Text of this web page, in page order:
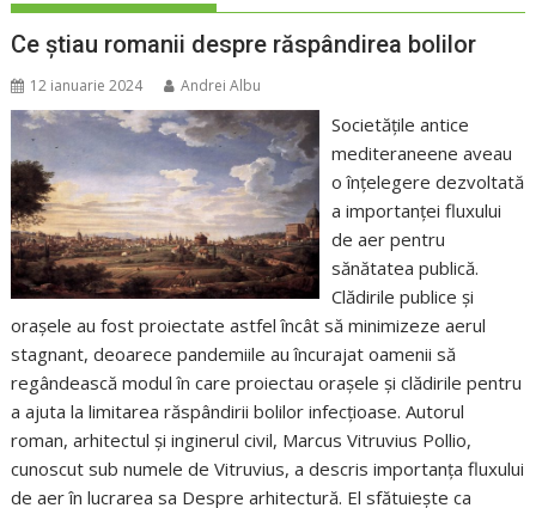
Ce știau romanii despre răspândirea bolilor
12 ianuarie 2024 Andrei Albu
Societățile antice
mediteraneene aveau
o înțelegere dezvoltată
a importanței fluxului
de aer pentru
sănătatea publică.
Clădirile publice și
orașele au fost proiectate astfel încât să minimizeze aerul
stagnant, deoarece pandemiile au încurajat oamenii să
regândească modul în care proiectau orașele și clădirile pentru
a ajuta la limitarea răspândirii bolilor infecțioase. Autorul
roman, arhitectul și inginerul civil, Marcus Vitruvius Pollio,
cunoscut sub numele de Vitruvius, a descris importanța fluxului
de aer în lucrarea sa Despre arhitectură. El sfătuiește ca